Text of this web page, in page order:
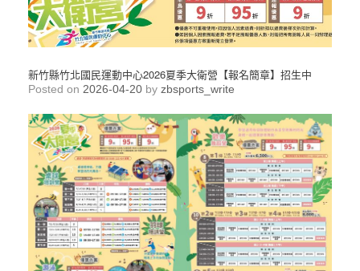
新竹縣竹北國民運動中心2026夏季大衛營【報名簡章】招生中
Posted on 2026-04-20 by zbsports_write